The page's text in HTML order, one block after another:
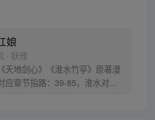
娘
· 妖怪
天地剑心》《淮水竹亭》原著漫
应章节指路：39-85，淮水对应